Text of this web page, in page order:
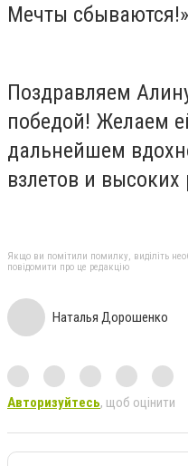
Мечты сбываются!»
Поздравляем
победой! Желаем
дальнейшем
взлетов и высоких
Якщо ви помітили помилку, виділіть
повідомити про це редакцію
Наталья Дорошенко
Авторизуйтесь, щоб оцінити